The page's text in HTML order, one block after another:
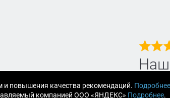
Наш
на
повышения качества рекомендаций. Подробнее
компанией ООО «ЯНДЕКС» Подробнее.